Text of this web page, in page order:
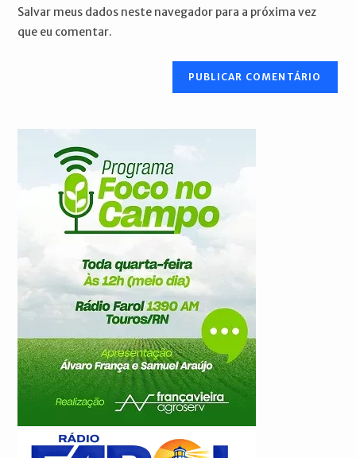
comentar
para
comentar
site
Salvar meus dados neste navegador para a próxima vez
que eu comentar.